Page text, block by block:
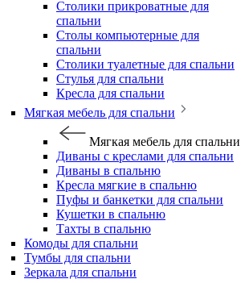
Столики прикроватные для
спальни
Столы компьютерные для
спальни
Столики туалетные для спальни
Стулья для спальни
Кресла для спальни
Мягкая мебель для спальни
Мягкая мебель для спальни
Диваны с креслами для спальни
Диваны в спальню
Кресла мягкие в спальню
Пуфы и банкетки для спальни
Кушетки в спальню
Тахты в спальню
Комоды для спальни
Тумбы для спальни
Зеркала для спальни